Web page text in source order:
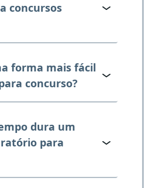
concursos
forma mais fácil
concurso?
dura um
para